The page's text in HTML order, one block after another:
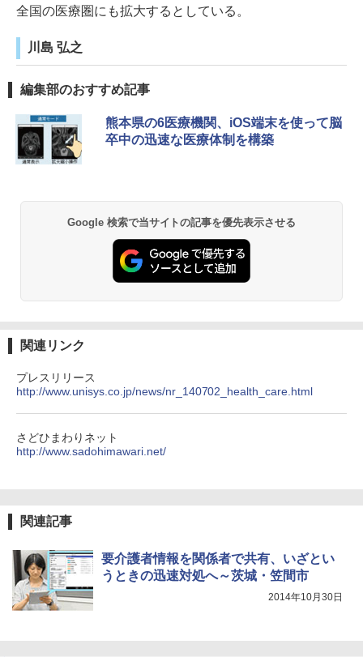
全国の医療圏にも拡大するとしている。
川島 弘之
編集部のおすすめ記事
熊本県の6医療機関、iOS端末を使って脳
卒中の迅速な医療体制を構築
Google 検索で当サイトの記事を優先表示させる
関連リンク
プレスリリース
http://www.unisys.co.jp/news/nr_140702_health_care.html
さどひまわりネット
http://www.sadohimawari.net/
関連記事
要介護者情報を関係者で共有、いざとい
うときの迅速対処へ～茨城・笠間市
2014年10月30日